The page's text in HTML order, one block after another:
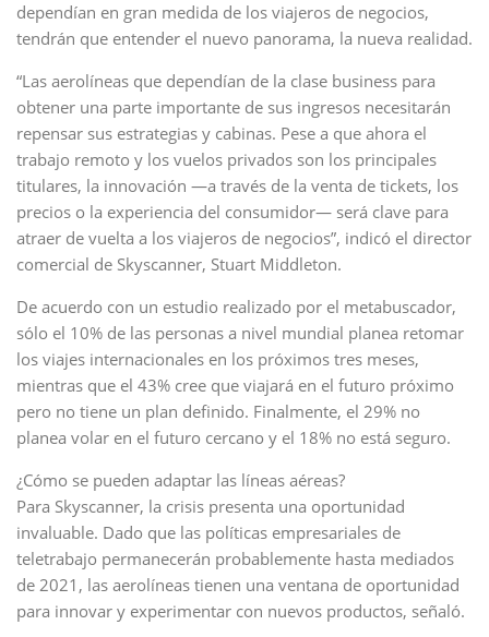
dependían en gran medida de los viajeros de negocios,
tendrán que entender el nuevo panorama, la nueva realidad.
“Las aerolíneas que dependían de la clase business para
obtener una parte importante de sus ingresos necesitarán
repensar sus estrategias y cabinas. Pese a que ahora el
trabajo remoto y los vuelos privados son los principales
titulares, la innovación —a través de la venta de tickets, los
precios o la experiencia del consumidor— será clave para
atraer de vuelta a los viajeros de negocios”, indicó el director
comercial de Skyscanner, Stuart Middleton.
De acuerdo con un estudio realizado por el metabuscador,
sólo el 10% de las personas a nivel mundial planea retomar
los viajes internacionales en los próximos tres meses,
mientras que el 43% cree que viajará en el futuro próximo
pero no tiene un plan definido. Finalmente, el 29% no
planea volar en el futuro cercano y el 18% no está seguro.
¿Cómo se pueden adaptar las líneas aéreas?
Para Skyscanner, la crisis presenta una oportunidad
invaluable. Dado que las políticas empresariales de
teletrabajo permanecerán probablemente hasta mediados
de 2021, las aerolíneas tienen una ventana de oportunidad
para innovar y experimentar con nuevos productos, señaló.